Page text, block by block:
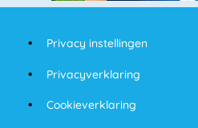
Privacy instellingen
Privacyverklaring
Cookieverklaring